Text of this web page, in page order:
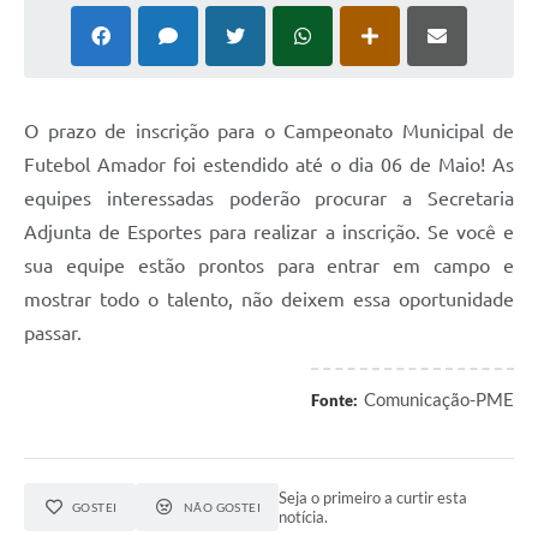
O prazo de inscrição para o Campeonato Municipal de
Futebol Amador foi estendido até o dia 06 de Maio! As
equipes interessadas poderão procurar a Secretaria
Adjunta de Esportes para realizar a inscrição. Se você e
sua equipe estão prontos para entrar em campo e
mostrar todo o talento, não deixem essa oportunidade
passar.
Fonte: Comunicação-PME
GOSTEI NÃO GOSTEI
Seja o primeiro a curtir esta
notícia.